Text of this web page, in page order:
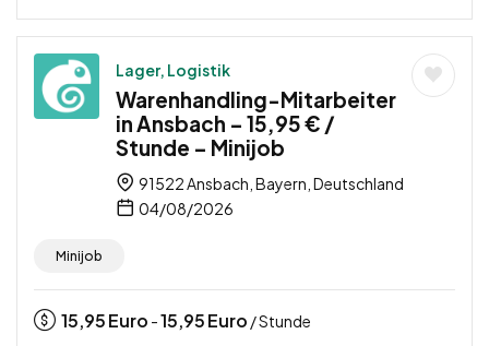
Lager, Logistik
Warenhandling-Mitarbeiter
in Ansbach – 15,95 € /
Stunde – Minijob
91522 Ansbach, Bayern, Deutschland
04/08/2026
Minijob
15,95Euro -15,95Euro / Stunde